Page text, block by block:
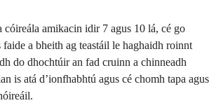
amikacin idir 7 agus 10 lá, cé go
a bheith ag teastáil le haghaidh roinnt
do dhochtúir an fad cruinn a chinneadh
is atá d’ionfhabhtú agus cé chomh tapa agus